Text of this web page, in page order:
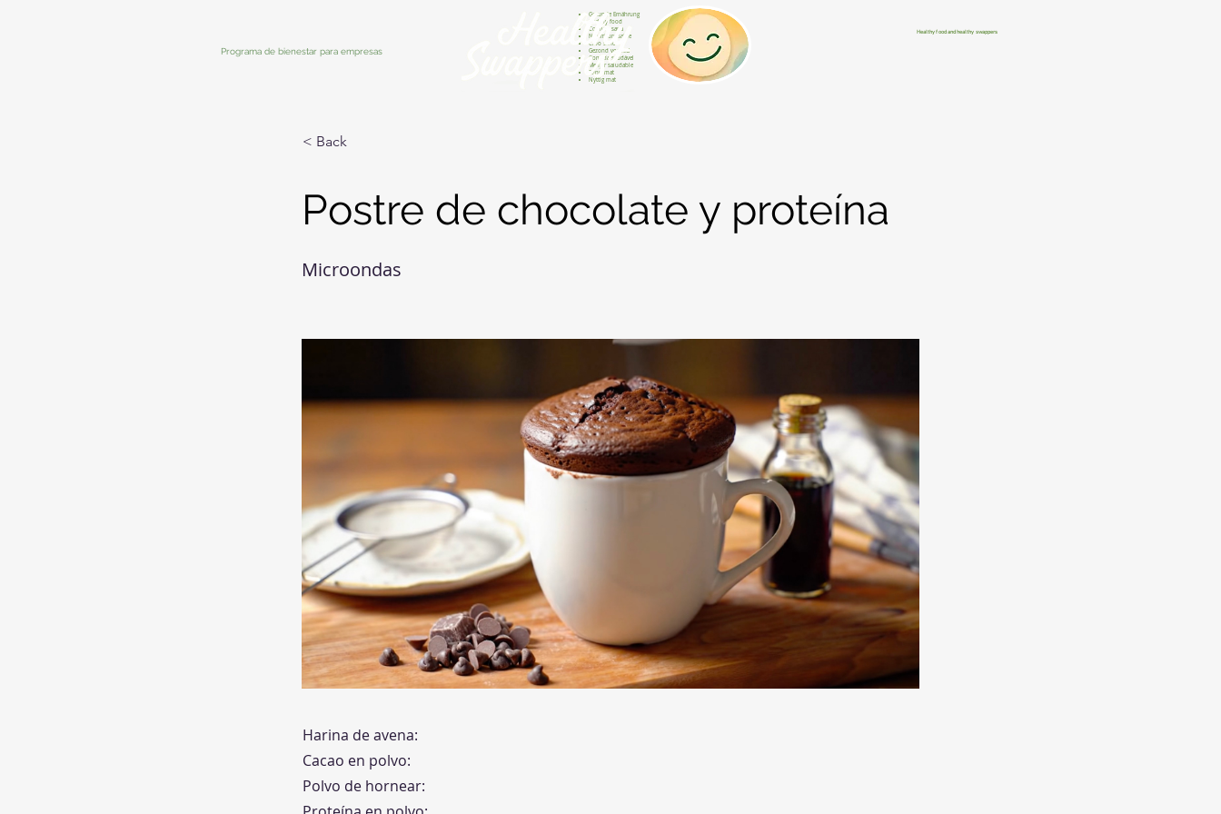
Programa de bienestar para empresas
Gesunde Ernährung
Healthy food
Comida sana
Nourriture saine
Cibo sano
Gezond voedsel
Comida saudável
Menjar saludable
Sunn mat
Nyttig mat
Healthy food and healthy swappers
< Back
Postre de chocolate y proteína
Microondas
Harina de avena:
Cacao en polvo:
Polvo de hornear: